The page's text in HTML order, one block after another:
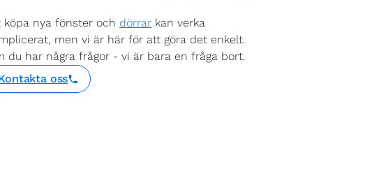
köpa nya fönster och dörrar kan verka
men vi är här för att göra det enkelt.
du har några frågor - vi är bara en fråga bort.
oss